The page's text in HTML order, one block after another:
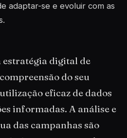
adaptar-se e evoluir com as
estratégia digital de
do seu
eficaz de dados
informadas. A análise e
das campanhas são